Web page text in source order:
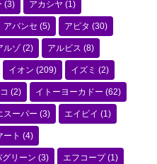
(3) アカシヤ (1)
アバンセ (5) アピタ (30)
ルゾ(2) アルビス (8)
イオン (209) イズミ (2)
(2) イトーヨーカドー (62)
スーパー (3) エイビイ (1)
ート (4)
グリーン (3) エフコープ(1)